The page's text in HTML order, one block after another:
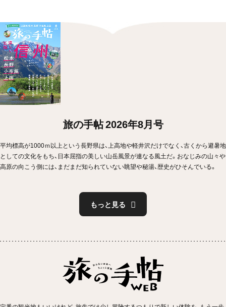
旅の手帖 2026年8月号
平均標高が1000ｍ以上という長野県は、上高地や軽井沢だけでなく、古くから避暑地
としての文化をもち、日本屈指の美しい山岳風景が連なる風土だ。おなじみの山々や
高原の向こう側には、まだまだ知られていない眺望や秘湯、歴史がひそんでいる。
もっと見る